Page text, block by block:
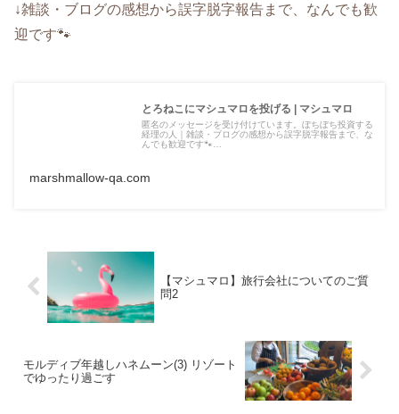
↓雑談・ブログの感想から誤字脱字報告まで、なんでも歓
迎です🐾
とろねこにマシュマロを投げる | マシュマロ
匿名のメッセージを受け付けています。ぼちぼち投資する
経理の人｜雑談・ブログの感想から誤字脱字報告まで、な
んでも歓迎です🐾…
marshmallow-qa.com
【マシュマロ】旅行会社についてのご質
問2
モルディブ年越しハネムーン(3) リゾート
でゆったり過ごす